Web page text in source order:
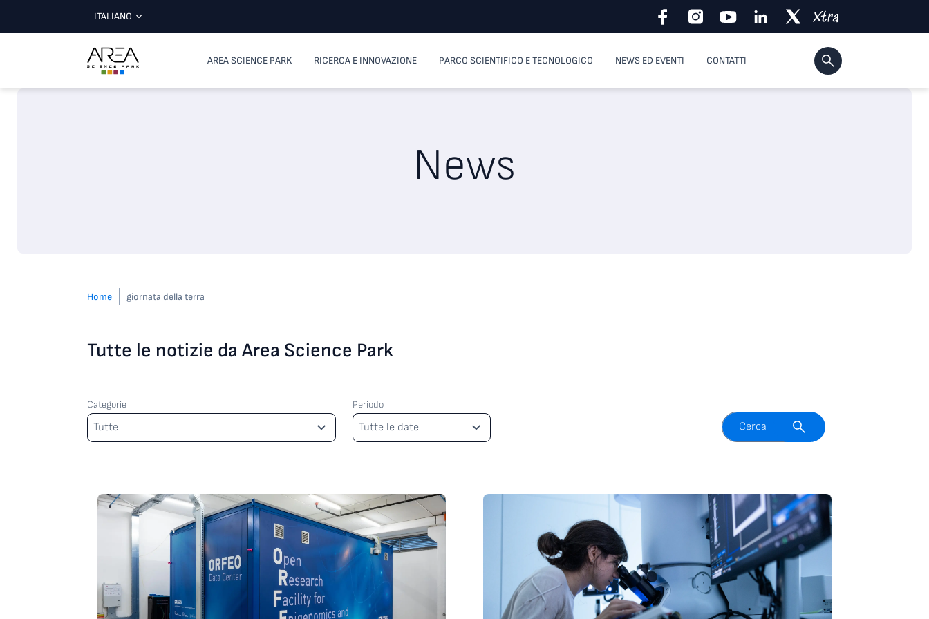
ITALIANO
AREA SCIENCE PARK RICERCA E INNOVAZIONE PARCO SCIENTIFICO E TECNOLOGICO NEWS ED EVENTI CONTATTI
News
Home giornata della terra
Tutte le notizie da Area Science Park
Categorie
Categorie
Tutte
Periodo
Periodo
Tutte le date
Attiva il campo di ricercaCerca